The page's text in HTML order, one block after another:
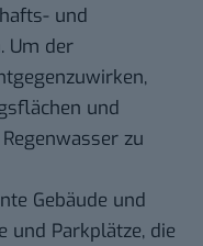
und
Um der
und
zu
Gebäude und
Parkplätze, die